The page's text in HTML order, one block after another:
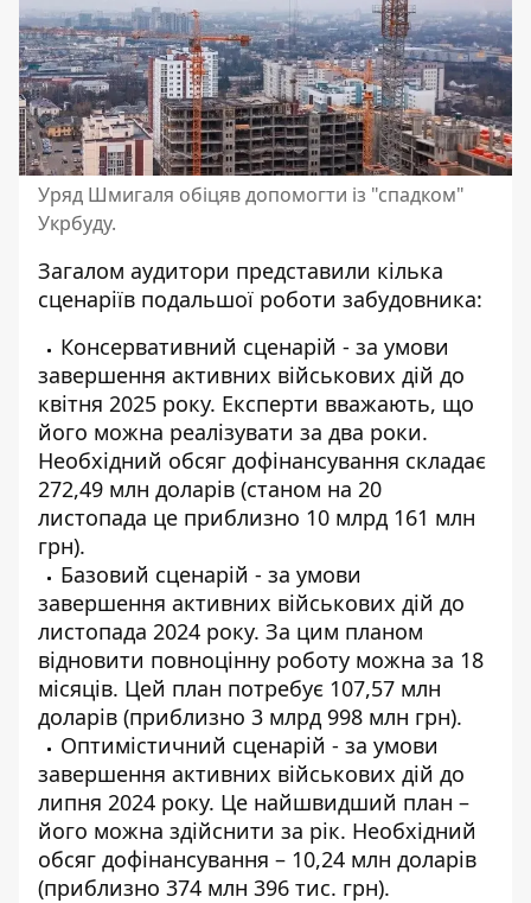
Уряд Шмигаля обіцяв допомогти із "спадком"
Укрбуду.
Загалом аудитори представили кілька
сценаріїв подальшої роботи забудовника:
Консервативний сценарій - за умови
завершення активних військових дій до
квітня 2025 року. Експерти вважають, що
його можна реалізувати за два роки.
Необхідний обсяг дофінансування складає
272,49 млн доларів (станом на 20
листопада це приблизно 10 млрд 161 млн
грн).
Базовий сценарій - за умови
завершення активних військових дій до
листопада 2024 року. За цим планом
відновити повноцінну роботу можна за 18
місяців. Цей план потребує 107,57 млн
доларів (приблизно 3 млрд 998 млн грн).
Оптимістичний сценарій - за умови
завершення активних військових дій до
липня 2024 року. Це найшвидший план –
його можна здійснити за рік. Необхідний
обсяг дофінансування – 10,24 млн доларів
(приблизно 374 млн 396 тис. грн).